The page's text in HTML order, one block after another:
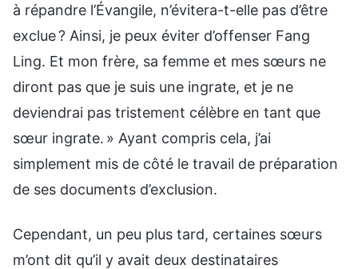
à répandre l’Évangile, n’évitera-t-elle pas d’être
exclue ? Ainsi, je peux éviter d’offenser Fang
Ling. Et mon frère, sa femme et mes sœurs ne
diront pas que je suis une ingrate, et je ne
deviendrai pas tristement célèbre en tant que
sœur ingrate. » Ayant compris cela, j’ai
simplement mis de côté le travail de préparation
de ses documents d’exclusion.
Cependant, un peu plus tard, certaines sœurs
m’ont dit qu’il y avait deux destinataires